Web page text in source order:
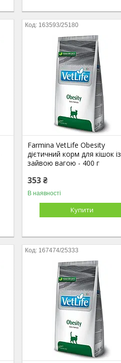
163593/25180
Farmina VetLife Obesity
дієтичний корм для кішок із
зайвою вагою - 400 г
353 ₴
В наявності
Купити
167474/25333